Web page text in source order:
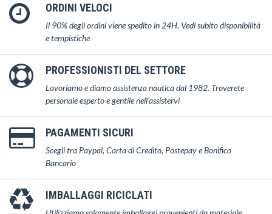
ORDINI VELOCI
Il 90% degli ordini viene spedito in 24H. Vedi subito disponibilità
e tempistiche
PROFESSIONISTI DEL SETTORE
Lavoriamo e diamo assistenza nautica dal 1982. Troverete
personale esperto e gentile nell'assistervi
PAGAMENTI SICURI
Scegli tra Paypal, Carta di Credito, Postepay e Bonifico
Bancario
IMBALLAGGI RICICLATI